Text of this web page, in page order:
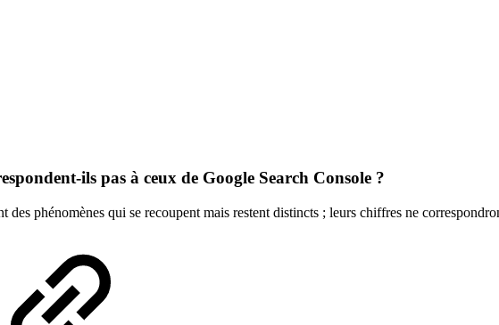
ils pas à ceux de Google Search Console ?
des phénomènes qui se recoupent mais restent distincts ; leurs chiffres ne